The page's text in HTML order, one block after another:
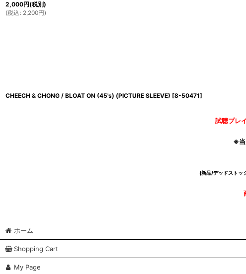
2,000円(税別)
(税込 : 2,200円)
CHEECH & CHONG / BLOAT ON (45's) (PICTURE SLEEVE) [8-50471]
試聴プレ
※当
(新品/デッドストッ
ホーム
Shopping Cart
My Page